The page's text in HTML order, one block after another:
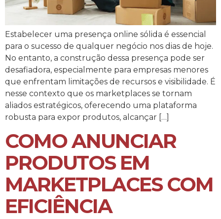
Estabelecer uma presença online sólida é essencial
para o sucesso de qualquer negócio nos dias de hoje.
No entanto, a construção dessa presença pode ser
desafiadora, especialmente para empresas menores
que enfrentam limitações de recursos e visibilidade. É
nesse contexto que os marketplaces se tornam
aliados estratégicos, oferecendo uma plataforma
robusta para expor produtos, alcançar […]
COMO ANUNCIAR
PRODUTOS EM
MARKETPLACES COM
EFICIÊNCIA